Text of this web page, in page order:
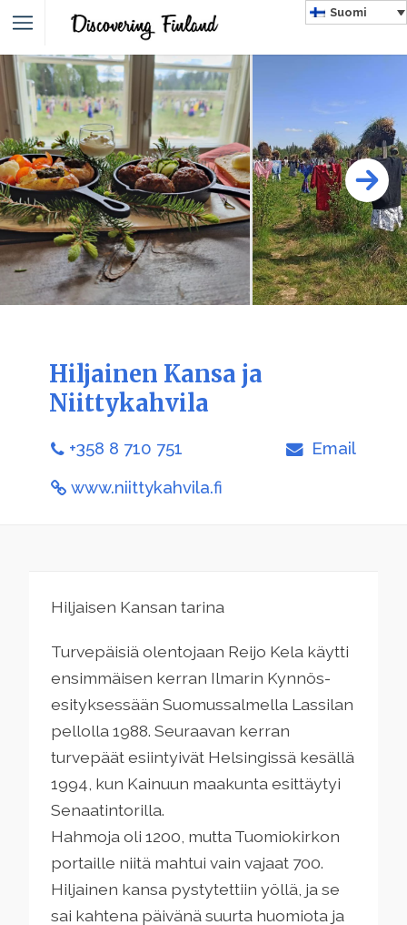
Suomi
Hiljainen Kansa ja
Niittykahvila
+358 8 710 751 Email
www.niittykahvila.fi
Hiljaisen Kansan tarina
Turvepäisiä olentojaan Reijo Kela käytti
ensimmäisen kerran Ilmarin Kynnös-
esityksessään Suomussalmella Lassilan
pellolla 1988. Seuraavan kerran
turvepäät esiintyivät Helsingissä kesällä
1994, kun Kainuun maakunta esittäytyi
Senaatintorilla.
Hahmoja oli 1200, mutta Tuomiokirkon
portaille niitä mahtui vain vajaat 700.
Hiljainen kansa pystytettiin yöllä, ja se
sai kahtena päivänä suurta huomiota ja